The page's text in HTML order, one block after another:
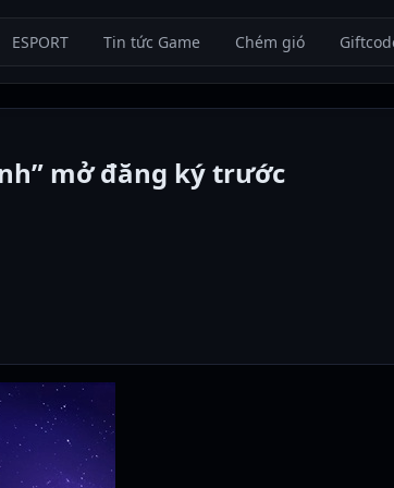
ESPORT Tin tức Game Chém gió
mở đăng ký trước